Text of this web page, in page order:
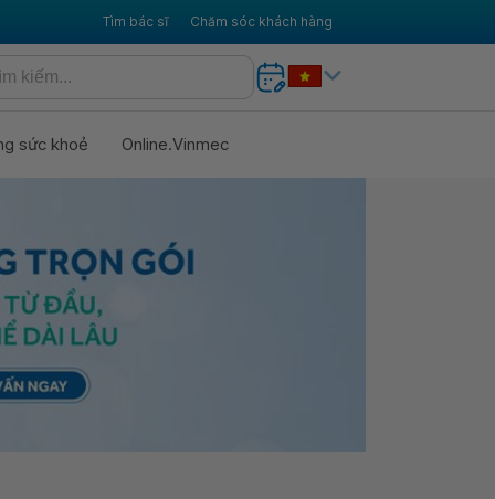
Tìm bác sĩ Chăm sóc khách hàng
sức khoẻ Online.Vinmec